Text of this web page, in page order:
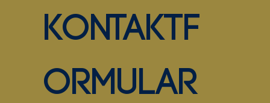
Kontaktf
ormular